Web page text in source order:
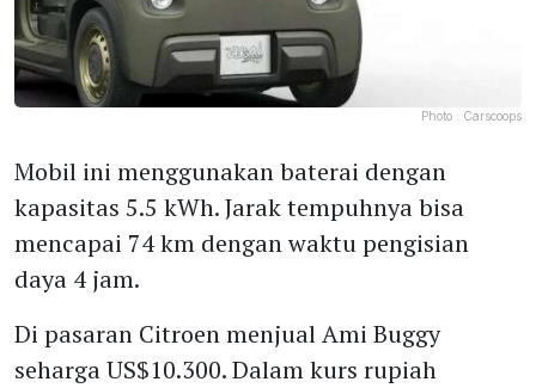
Photo : Carscoops
Mobil ini menggunakan baterai dengan
kapasitas 5.5 kWh. Jarak tempuhnya bisa
mencapai 74 km dengan waktu pengisian
daya 4 jam.
Di pasaran Citroen menjual Ami Buggy
seharga US$10.300. Dalam kurs rupiah